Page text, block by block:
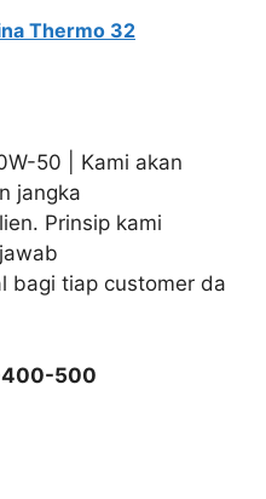
Thermo 32
50 | Kami akan
jangka
Prinsip kami
bagi tiap customer da
500